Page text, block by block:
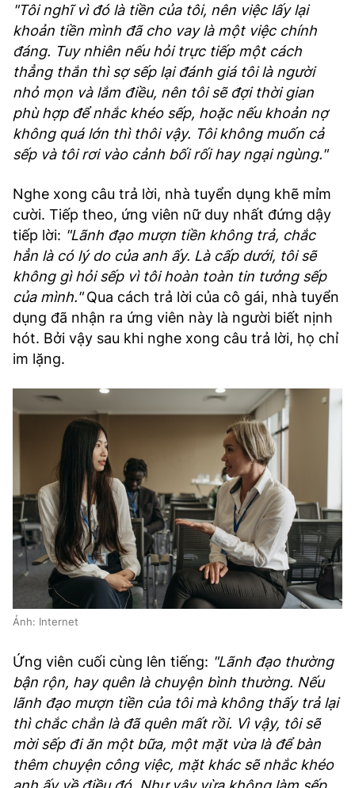
"Tôi nghĩ vì đó là tiền của tôi, nên việc lấy lại
khoản tiền mình đã cho vay là một việc chính
đáng. Tuy nhiên nếu hỏi trực tiếp một cách
thẳng thắn thì sợ sếp lại đánh giá tôi là người
nhỏ mọn và lắm điều, nên tôi sẽ đợi thời gian
phù hợp để nhắc khéo sếp, hoặc nếu khoản nợ
không quá lớn thì thôi vậy. Tôi không muốn cả
sếp và tôi rơi vào cảnh bối rối hay ngại ngùng."
Nghe xong câu trả lời, nhà tuyển dụng khẽ mỉm
cười. Tiếp theo, ứng viên nữ duy nhất đứng dậy
tiếp lời: "Lãnh đạo mượn tiền không trả, chắc
hẳn là có lý do của anh ấy. Là cấp dưới, tôi sẽ
không gì hỏi sếp vì tôi hoàn toàn tin tưởng sếp
của mình." Qua cách trả lời của cô gái, nhà tuyển
dụng đã nhận ra ứng viên này là người biết nịnh
hót. Bởi vậy sau khi nghe xong câu trả lời, họ chỉ
im lặng.
Ảnh: Internet
Ứng viên cuối cùng lên tiếng: "Lãnh đạo thường
bận rộn, hay quên là chuyện bình thường. Nếu
lãnh đạo mượn tiền của tôi mà không thấy trả lại
thì chắc chắn là đã quên mất rồi. Vì vậy, tôi sẽ
mời sếp đi ăn một bữa, một mặt vừa là để bàn
thêm chuyện công việc, mặt khác sẽ nhắc khéo